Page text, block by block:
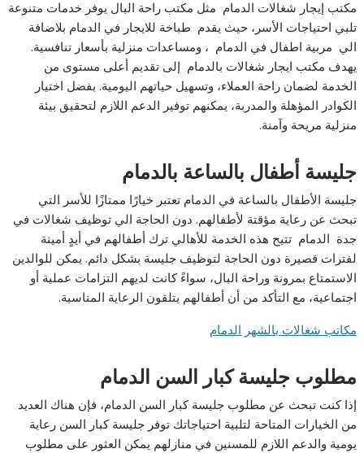
مكتب إيجار شغالات الدمام مثل مكتب راحة البال يوفر خدمات متنوعة
تلبي احتياجات الأسر، حيث يقدم طباخة للايجار في الدمام بلاضافة
الي مربية اطفال في الدمام ، ومساعدات منزلية بأسعار تنافسية.
يهدف مكتب ايجار شغالات بالدمام إلى تقديم أعلى مستوى من
الخدمة لضمان راحة العملاء، وتسهيل حياتهم اليومية. بفضل اختيار
الكوادر المؤهلة والمدربة، يمكنهم توفير الدعم اللازم لتحقيق بيئة
منزلية مريحة وآمنة.
جليسة أطفال بالساعة بالدمام
جليسة الأطفال بالساعة في الدمام تعتبر خيارًا ممتازًا للأسر التي
تبحث عن رعاية مؤقتة لأطفالهم. دون الحاجة الي توظيف شغالات في
جدة الدمام تتيح هذه الخدمة للأهالي ترك أطفالهم في أيدٍ أمينة
لفترات قصيرة دون الحاجة لتوظيف جليسة بشكل دائم. يمكن للوالدين
الاستمتاع بمرونة وراحة البال، سواءً كانت لديهم التزامات عملية أو
اجتماعية، مع التأكد من أن أطفالهم يتلقون الرعاية المناسبة.
مكاتب شغالات بالشهر الدمام
مطلوب جليسة كبار السن الدمام
إذا كنت تبحث عن مطلوب جليسة كبار السن الدمام، فإن هناك العديد
من الخيارات المتاحة لتلبية احتياجاتك توفر جليسة كبار السن رعاية
يومية والدعم اللازم للمسنين في منازلهم يمكن العثور على مطلوب